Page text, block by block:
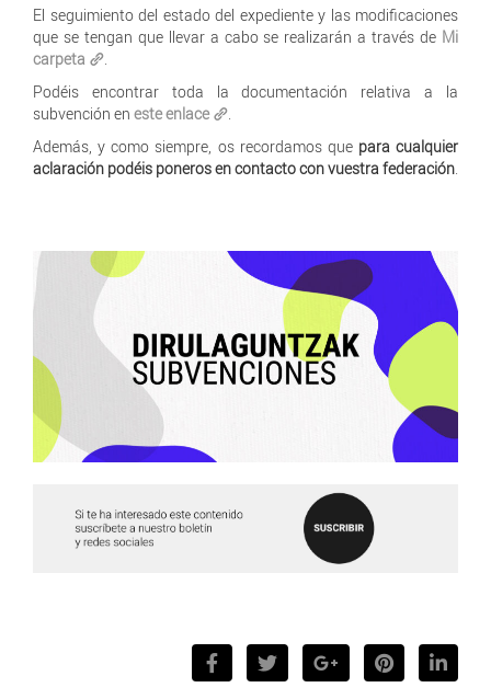
El seguimiento del estado del expediente y las modificaciones
que se tengan que llevar a cabo se realizarán a través de Mi
carpeta
.
Podéis encontrar toda la documentación relativa a la
subvención en este enlace
.
Además, y como siempre, os recordamos que para cualquier
aclaración podéis poneros en contacto con vuestra federación.